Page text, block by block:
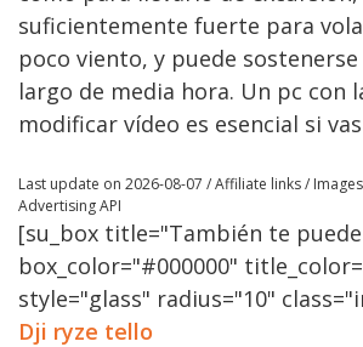
suficientemente fuerte para
poco viento, y puede
largo de media hora. Un pc con
modificar vídeo es esencial si
Last update on 2026-08-07 / Affiliate links /
Advertising API
[su_box title="También te
box_color="#000000"
style="glass" radius="10"
Dji ryze tello